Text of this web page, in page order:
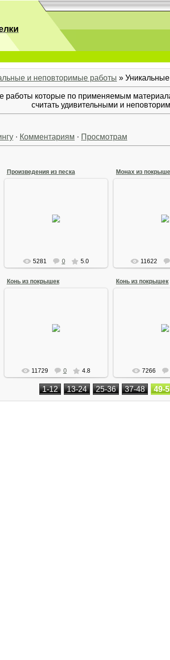
и неповторимые работы »
которые по применяемым
считать удивительными и
· Комментариям · Просмотрам
Произведения из песка
5281 0 5.0
Монах из
Монах (ну или
роде) выполнен
11622
Конь из покрышек
автомобильных покрышек. (Вид
11729 0 4.8
Конь из покрышек
автомобильных
7266
1-12 13-24 25-36 37-48 49-